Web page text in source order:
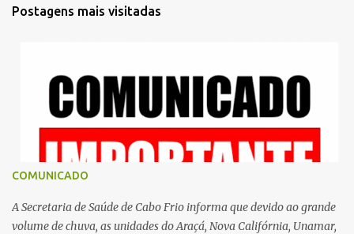
Postagens mais visitadas
COMUNICADO
A Secretaria de Saúde de Cabo Frio informa que devido ao grande
volume de chuva, as unidades do Araçá, Nova Califórnia, Unamar,